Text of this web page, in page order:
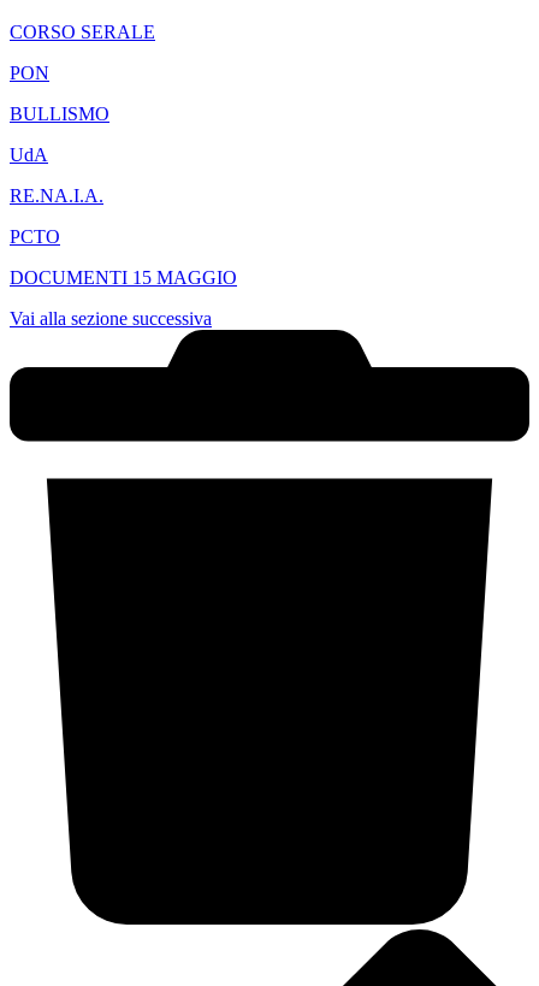
CORSO SERALE
PON
BULLISMO
UdA
RE.NA.I.A.
PCTO
DOCUMENTI 15 MAGGIO
Vai alla sezione successiva